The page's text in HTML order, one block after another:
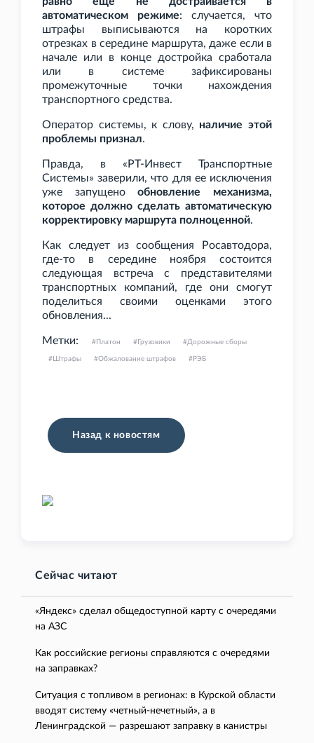
автоматическом режиме: случается, что
штрафы выписываются на коротких
отрезках в середине маршрута, даже если в
начале или в конце достройка сработала
или в системе зафиксированы
промежуточные точки нахождения
транспортного средства.
Оператор системы, к слову, наличие этой
проблемы признал.
Правда, в «РТ-Инвест Транспортные
Системы» заверили, что для ее исключения
уже запущенообновление механизма,
которое должно сделать автоматическую
корректировку маршрута полноценной.
Как следует из сообщения Росавтодора,
где-то в середине ноября состоится
следующая встреча с представителями
транспортных компаний, где они смогут
поделиться своими оценками этого
обновления...
Метки: Платон Грузовики Дорожные сборы
Штрафы Обжалование штрафов РЭБ
Назад к новостям
Сейчас читают
«Яндекс» сделал общедоступной карту с очередями
на АЗС
Как российские регионы справляются с очередями
на заправках?
Ситуация с топливом в регионах: в Курской области
вводят систему «четный-нечетный», а в
Ленинградской — разрешают заправку в канистры